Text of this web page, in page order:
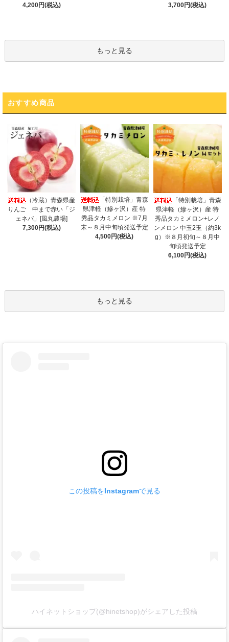
4,200円(税込)
3,700円(税込)
もっと見る
おすすめ商品
（冷蔵）青森県産
りんご 中まで赤い「ジ
ェネバ」[風丸農場]
7,300円(税込)
「特別栽培」青森
県津軽（鰺ヶ沢）産 特
秀品タカミメロン ※7月
末～８月中旬頃発送予定
4,500円(税込)
「特別栽培」青森
県津軽（鰺ヶ沢）産 特
秀品タカミメロン+レノ
ンメロン 中玉2玉（約3k
g）※８月初旬～８月中
旬頃発送予定
6,100円(税込)
もっと見る
この投稿をInstagramで見る
ハイネットショップ(@hinetshop)がシェアした投稿